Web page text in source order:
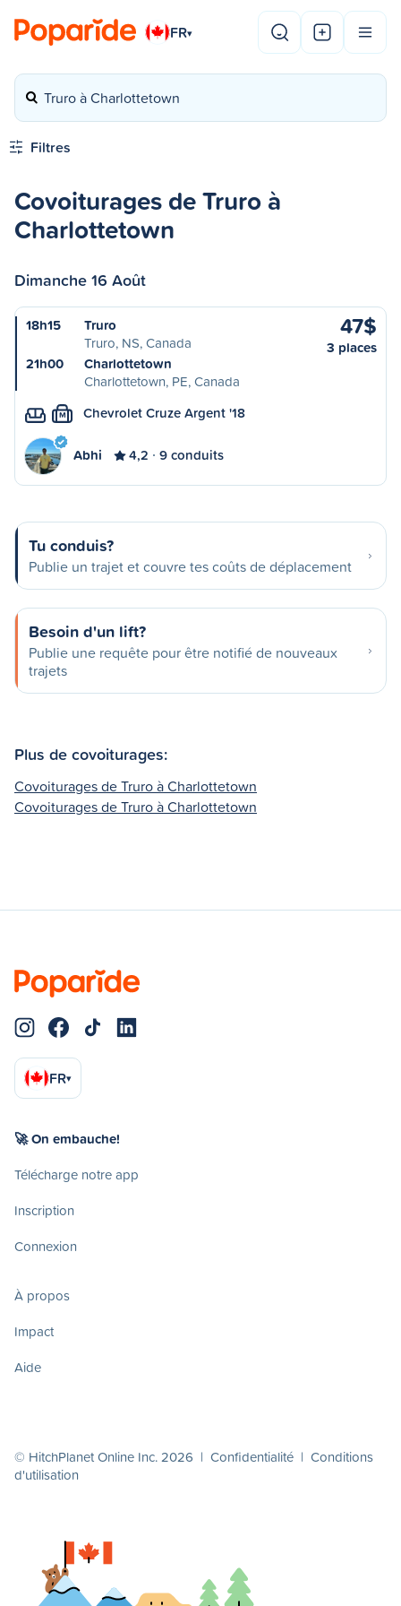
FR▾
Truro à Charlottetown
Filtres
Covoiturages de Truro à
Charlottetown
Dimanche 16 Août
18h15
Truro
Truro, NS, Canada
21h00
Charlottetown
Charlottetown, PE, Canada
47$
3 places
M Chevrolet Cruze Argent '18
Abhi 4,2 9 conduits
Tu conduis?
Publie un trajet et couvre tes coûts de déplacement
Besoin d'un lift?
Publie une requête pour être notifié de nouveaux
trajets
Plus de covoiturages:
Covoiturages de Truro à Charlottetown
Covoiturages de Truro à Charlottetown
FR▾
🚀 On embauche!
Télécharge notre app
Inscription
Connexion
À propos
Impact
Aide
© HitchPlanet Online Inc. 2026 | Confidentialité | Conditions
d'utilisation